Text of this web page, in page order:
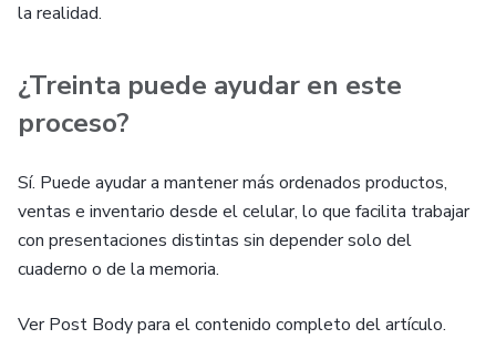
la realidad.
¿Treinta puede ayudar en este
proceso?
Sí. Puede ayudar a mantener más ordenados productos,
ventas e inventario desde el celular, lo que facilita trabajar
con presentaciones distintas sin depender solo del
cuaderno o de la memoria.
Ver Post Body para el contenido completo del artículo.